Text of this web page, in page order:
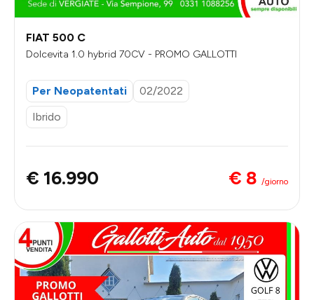
FIAT 500 C
Dolcevita 1.0 hybrid 70CV - PROMO GALLOTTI
Per Neopatentati
02/2022
Ibrido
€ 16.990 € 8 /giorno